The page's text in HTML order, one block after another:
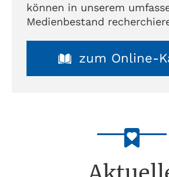
können in unserem
Medienbestand
zum Online-